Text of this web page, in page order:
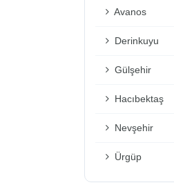
Avanos
Derinkuyu
Gülşehir
Hacıbektaş
Nevşehir
Ürgüp